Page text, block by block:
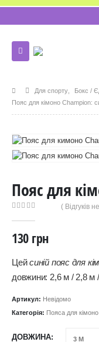
Для спорту Бокс /
Пояс для кімоно Champion:
Пояс для
( Відгуків
130грн
Цейсиній пояс для
довжини: 2,6 м / 2,8 м
Артикул: Невідомо
Категорія: Пояса для кімоно
ДОВЖИНА